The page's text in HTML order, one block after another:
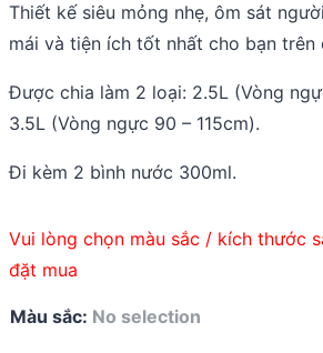
was:
650.000 ₫.
is:
Thiết kế siêu mỏng nhẹ, ôm sát
mái và tiện ích tốt nhất cho bạn trên
Được chia làm 2 loại: 2.5L (Vòng
3.5L (Vòng ngực 90 – 115cm).
Đi kèm 2 bình nước 300ml.
Vui lòng chọn màu sắc / kích thước
đặt mua
Màu sắc: No selection